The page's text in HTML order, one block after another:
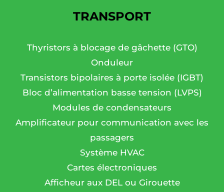
TRANSPORT
Thyristors à blocage de gâchette (GTO)
Onduleur
Transistors bipolaires à porte isolée (IGBT)
Bloc d’alimentation basse tension (LVPS)
Modules de condensateurs
Amplificateur pour communication avec les
passagers
Système HVAC
Cartes électroniques
Afficheur aux DEL ou Girouette